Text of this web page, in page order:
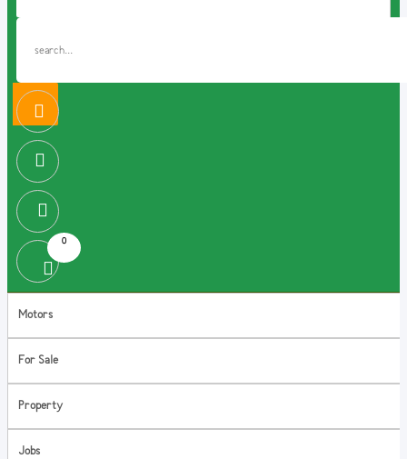
0
Motors
For Sale
Property
Jobs